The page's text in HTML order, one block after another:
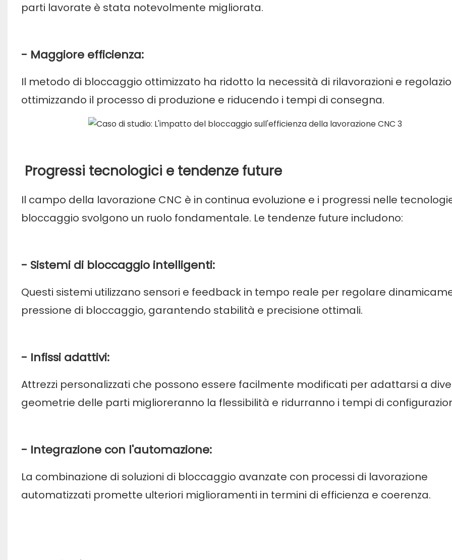
parti lavorate è stata notevolmente migliorata.
- Maggiore efficienza:
Il metodo di bloccaggio ottimizzato ha ridotto la necessità di rilavorazioni e
ottimizzando il processo di produzione e riducendo i tempi di consegna.
Progressi tecnologici e tendenze future
Il campo della lavorazione CNC è in continua evoluzione e i progressi nelle
bloccaggio svolgono un ruolo fondamentale. Le tendenze future includono:
- Sistemi di bloccaggio intelligenti:
Questi sistemi utilizzano sensori e feedback in tempo reale per regolare
pressione di bloccaggio, garantendo stabilità e precisione ottimali.
- Infissi adattivi:
Attrezzi personalizzati che possono essere facilmente modificati per adattarsi a
geometrie delle parti miglioreranno la flessibilità e ridurranno i tempi di
- Integrazione con l'automazione:
La combinazione di soluzioni di bloccaggio avanzate con processi di lavorazione
automatizzati promette ulteriori miglioramenti in termini di efficienza e coerenza.